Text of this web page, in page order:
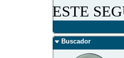
ESTE
Buscador